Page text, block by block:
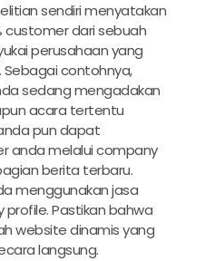
sendiri menyatakan
customer dari sebuah
perusahaan yang
contohnya,
sedang mengadakan
acara tertentu
pun dapat
anda melalui company
berita terbaru.
menggunakanjasa
Pastikan bahwa
website dinamis yang
langsung.